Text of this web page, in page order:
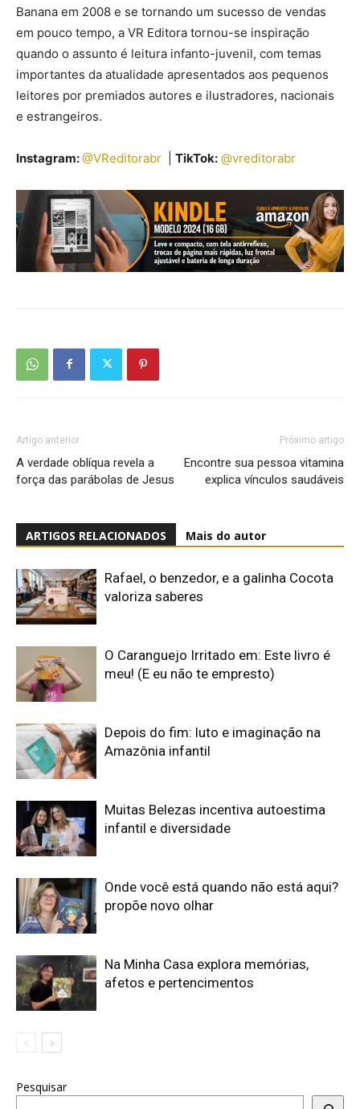
Banana em 2008 e se tornando um sucesso de vendas
em pouco tempo, a VR Editora tornou-se inspiração
quando o assunto é leitura infanto-juvenil, com temas
importantes da atualidade apresentados aos pequenos
leitores por premiados autores e ilustradores, nacionais
e estrangeiros.
Instagram:@VReditorabr TikTok: @vreditorabr
Artigo anterior
A verdade oblíqua revela a
força das parábolas de Jesus
Próximo artigo
Encontre sua pessoa vitamina
explica vínculos saudáveis
ARTIGOS RELACIONADOS Mais do autor
Rafael, o benzedor, e a galinha Cocota
valoriza saberes
O Caranguejo Irritado em: Este livro é
meu! (E eu não te empresto)
Depois do fim: luto e imaginação na
Amazônia infantil
Muitas Belezas incentiva autoestima
infantil e diversidade
Onde você está quando não está aqui?
propõe novo olhar
Na Minha Casa explora memórias,
afetos e pertencimentos
Pesquisar